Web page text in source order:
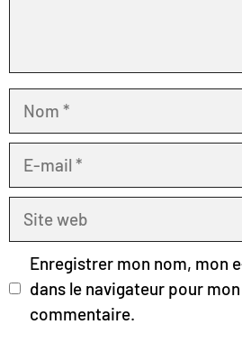
Nom
E-
Site
Enregistrer mon nom, mon
dans le navigateur pour
commentaire.